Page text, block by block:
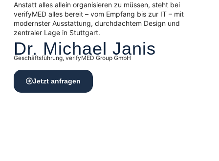
Anstatt alles allein organisieren zu müssen, steht bei
verifyMED alles bereit – vom Empfang bis zur IT – mit
modernster Ausstattung, durchdachtem Design und
zentraler Lage in Stuttgart.
Dr. Michael Janis
Geschäftsführung, verifyMED Group GmbH
Jetzt anfragen